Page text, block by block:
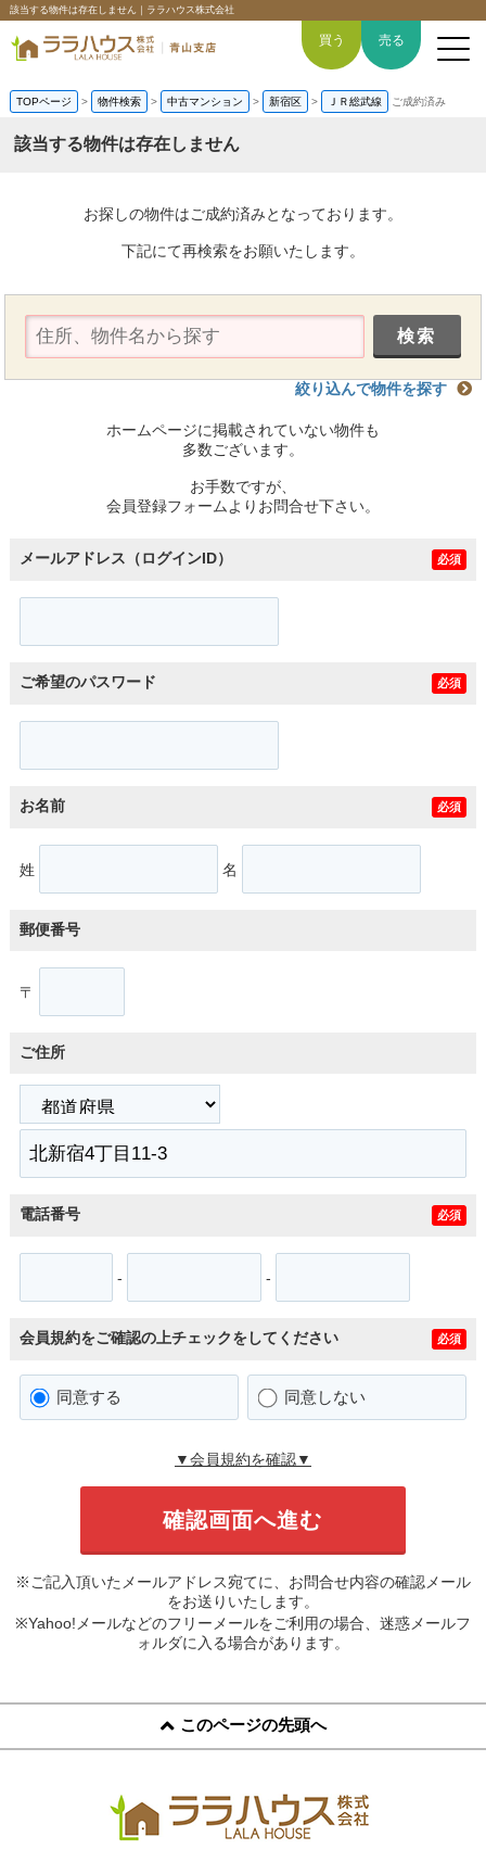
該当する物件は存在しません｜ララハウス株式会社
空間デザイン事例
6つの強み
スタッフ紹介
買う 売る
TOPページ > 物件検索 > 中古マンション > 新宿区 > ＪＲ総武線 ご成約済み
該当する物件は存在しません
お探しの物件はご成約済みとなっております。
下記にて再検索をお願いたします。
絞り込んで物件を探す
ホームページに掲載されていない物件も
多数ございます。
お手数ですが、
会員登録フォームよりお問合せ下さい。
メールアドレス（ログインID） 必須
ご希望のパスワード 必須
お名前 必須
姓 名
郵便番号
〒
ご住所
電話番号 必須
- -
会員規約をご確認の上チェックをしてください 必須
同意する 同意しない
▼会員規約を確認▼
※ご記入頂いたメールアドレス宛てに、お問合せ内容の確認メール
をお送りいたします。
※Yahoo!メールなどのフリーメールをご利用の場合、迷惑メールフ
ォルダに入る場合があります。
このページの先頭へ